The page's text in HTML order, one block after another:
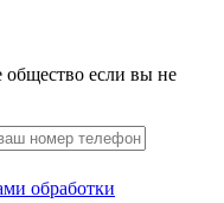
общество если вы не
обработки